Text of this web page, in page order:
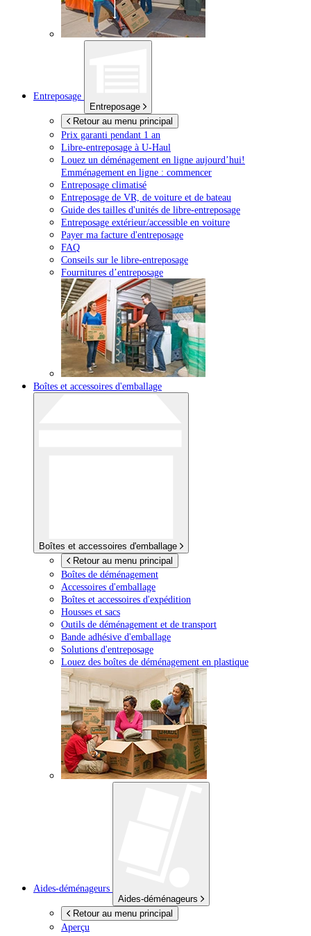
Entreposage
Entreposage
Retour au menu principal
Prix garanti pendant 1 an
Libre-entreposage à U-Haul
Louez un déménagement en ligne aujourd’hui!
Emménagement en ligne : commencer
Entreposage climatisé
Entreposage de VR, de voiture et de bateau
Guide des tailles d'unités de libre-entreposage
Entreposage extérieur/accessible en voiture
Payer ma facture d'entreposage
FAQ
Conseils sur le libre-entreposage
Fournitures d’entreposage
Boîtes et accessoires d'emballage
Boîtes et accessoires d'emballage
Retour au menu principal
Boîtes de déménagement
Accessoires d'emballage
Boîtes et accessoires d'expédition
Housses et sacs
Outils de déménagement et de transport
Bande adhésive d'emballage
Solutions d'entreposage
Louez des boîtes de déménagement en plastique
Aides-déménageurs
Aides-déménageurs
Retour au menu principal
Aperçu